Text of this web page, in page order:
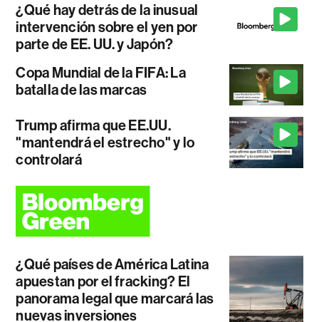
¿Qué hay detrás de la inusual
intervención sobre el yen por
parte de EE. UU. y Japón?
Copa Mundial de la FIFA: La
batalla de las marcas
Trump afirma que EE.UU.
"mantendrá el estrecho" y lo
controlará
¿Qué países de América Latina
apuestan por el fracking? El
panorama legal que marcará las
nuevas inversiones